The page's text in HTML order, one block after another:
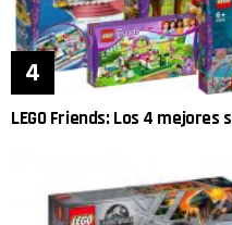
LEGO Friends: Los 4